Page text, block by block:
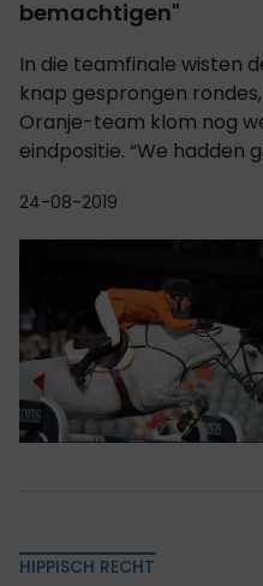
bemachtigen"
In die teamfinale wisten
knap gesprongen
Oranje-team klom nog
eindpositie. “We hadden
24-08-2019
HIPPISCH RECHT